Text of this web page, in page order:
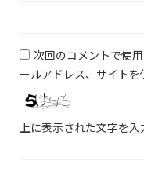
次回のコメントで使
ールアドレス、サイトを
上に表示された文字を入